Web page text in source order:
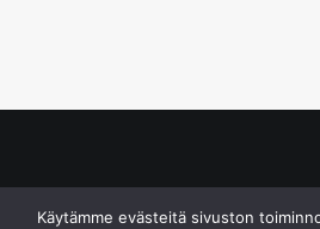
Käytämme evästeitä sivuston